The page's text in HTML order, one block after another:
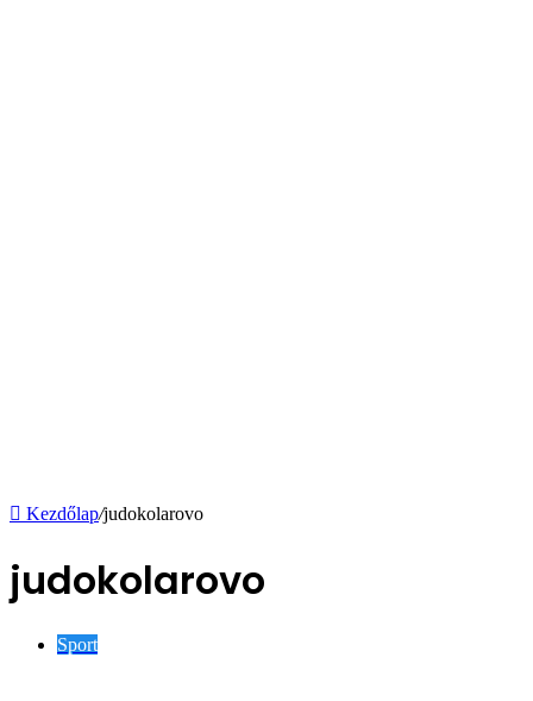
Kezdőlap/judokolarovo
judokolarovo
Sport